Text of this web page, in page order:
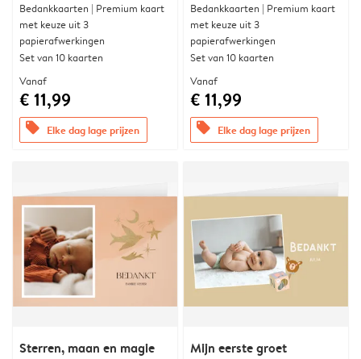
Bedankkaarten | Premium kaart
met keuze uit 3
papierafwerkingen
Set van 10 kaarten
Vanaf
€ 11,99
offers Elke dag lage prijzen
Bedankkaarten | Premium kaart
met keuze uit 3
papierafwerkingen
Set van 10 kaarten
Vanaf
€ 11,99
offers Elke dag lage prijzen
Sterren, maan en magie Mijn eerste groet